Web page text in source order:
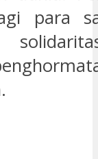
para